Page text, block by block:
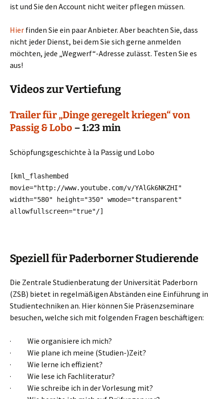
ist und Sie den Account nicht weiter pflegen müssen.
Hier finden Sie ein paar Anbieter. Aber beachten Sie, dass
nicht jeder Dienst, bei dem Sie sich gerne anmelden
möchten, jede „Wegwerf“-Adresse zulässt. Testen Sie es
aus!
Videos zur Vertiefung
Trailer für „Dinge geregelt kriegen“ von
Passig & Lobo – 1:23 min
Schöpfungsgeschichte à la Passig und Lobo
[kml_flashembed
movie="http://www.youtube.com/v/YAlGk6NKZHI"
width="580" height="350" wmode="transparent"
allowfullscreen="true"/]
Speziell für Paderborner Studierende
Die Zentrale Studienberatung der Universität Paderborn
(ZSB) bietet in regelmäßigen Abständen eine Einführung in
Studientechniken an. Hier können Sie Präsenzseminare
besuchen, welche sich mit folgenden Fragen beschäftigen:
· Wie organisiere ich mich?
· Wie plane ich meine (Studien-)Zeit?
· Wie lerne ich effizient?
· Wie lese ich Fachliteratur?
· Wie schreibe ich in der Vorlesung mit?